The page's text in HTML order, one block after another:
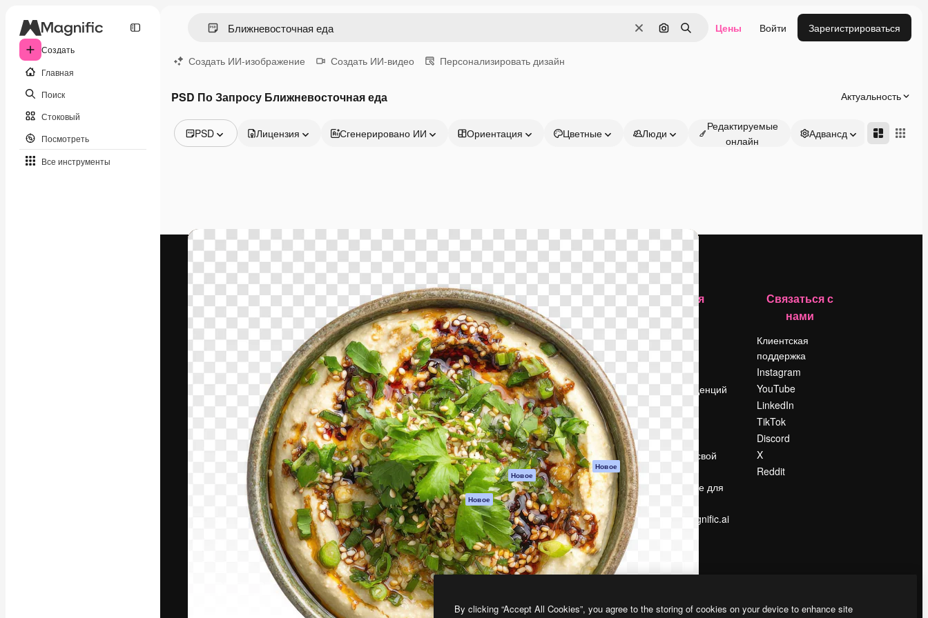
Создать
Главная
Поиск
Стоковый
Посмотреть
Все инструменты
ОчиститьПоиск по изображению
Поиск Цены Войти Зарегистрироваться
Создать ИИ-изображение Создать ИИ-видео Персонализировать дизайн
PSD По Запросу Ближневосточная еда Актуальность
PSD
Видео
Иконки
3D-модели
Шрифты
Лицензия Сгенерировано ИИ Ориентация Цветные Люди
Редактируемые
онлайн
Адвансд
Креативная платформа для создания
ваших лучших работ. Более 1 миллиона
подписчиков среди креаторов,
предприятий, агентств и студий.
Pусский
Продукция
Spaces
ИИ-помощник
Генератор
изображений ИИ
Генератор видео
ИИ
Генератор голоса
на основе ИИ
Стоковый контент
MCP для
Claude/ChatGPT
Новое
Агенты Новое
API
Мобильное
приложение
Все инструменты
Magnific
Начать
Academy
Документация по
Пакету ИИ
Служба
поддержки
Условия и
положения
Политика
конфиденциальности
Оригиналы Новое
Политика файлов
cookie
Центр доверия
Партнеры
Предприятие
Компания
О нас
Вакансии
Поиск тенденций
Блог
Продайте свой
Помещение для
Ищете magnific.ai
Связаться с
нами
Клиентская
поддержка
Instagram
YouTube
LinkedIn
TikTok
Discord
X
Reddit
By clicking “Accept All Cookies”, you agree to the storing of cookies on your device to enhance site